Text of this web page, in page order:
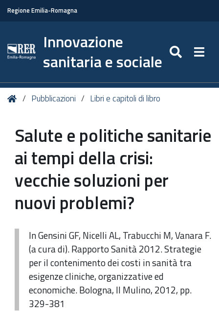
Regione Emilia-Romagna
Innovazione
sanitaria e sociale
Tu HomePubblicazioni Libri e capitoli di libro
Salute e politiche sanitarie
ai tempi della crisi:
vecchie soluzioni per
nuovi problemi?
In Gensini GF, Nicelli AL, Trabucchi M, Vanara F.
(a cura di). Rapporto Sanità 2012. Strategie
per il contenimento dei costi in sanità tra
esigenze cliniche, organizzative ed
economiche. Bologna, Il Mulino, 2012, pp.
329-381